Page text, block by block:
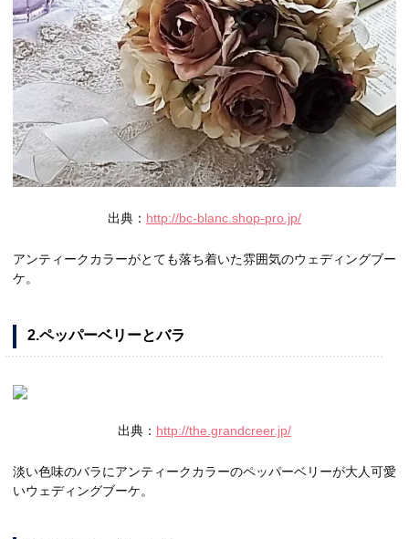
出典： http://bc-blanc.shop-pro.jp/
アンティークカラーがとても落ち着いた雰囲気のウェディングブー
ケ。
2.ペッパーベリーとバラ
出典： http://the.grandcreer.jp/
淡い色味のバラにアンティークカラーのペッパーベリーが大人可愛
いウェディングブーケ。